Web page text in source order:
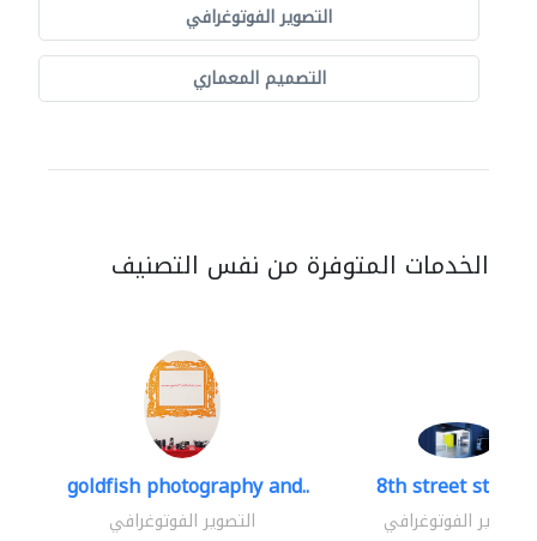
التصوير الفوتوغرافي
التصميم المعماري
الخدمات المتوفرة من نفس التصنيف
goldfish photography and..
التصوير الفوتوغرافي
8th street studios
التصوير الفوتوغرافي